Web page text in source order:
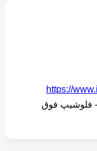
https://
فلوشیپ فوق